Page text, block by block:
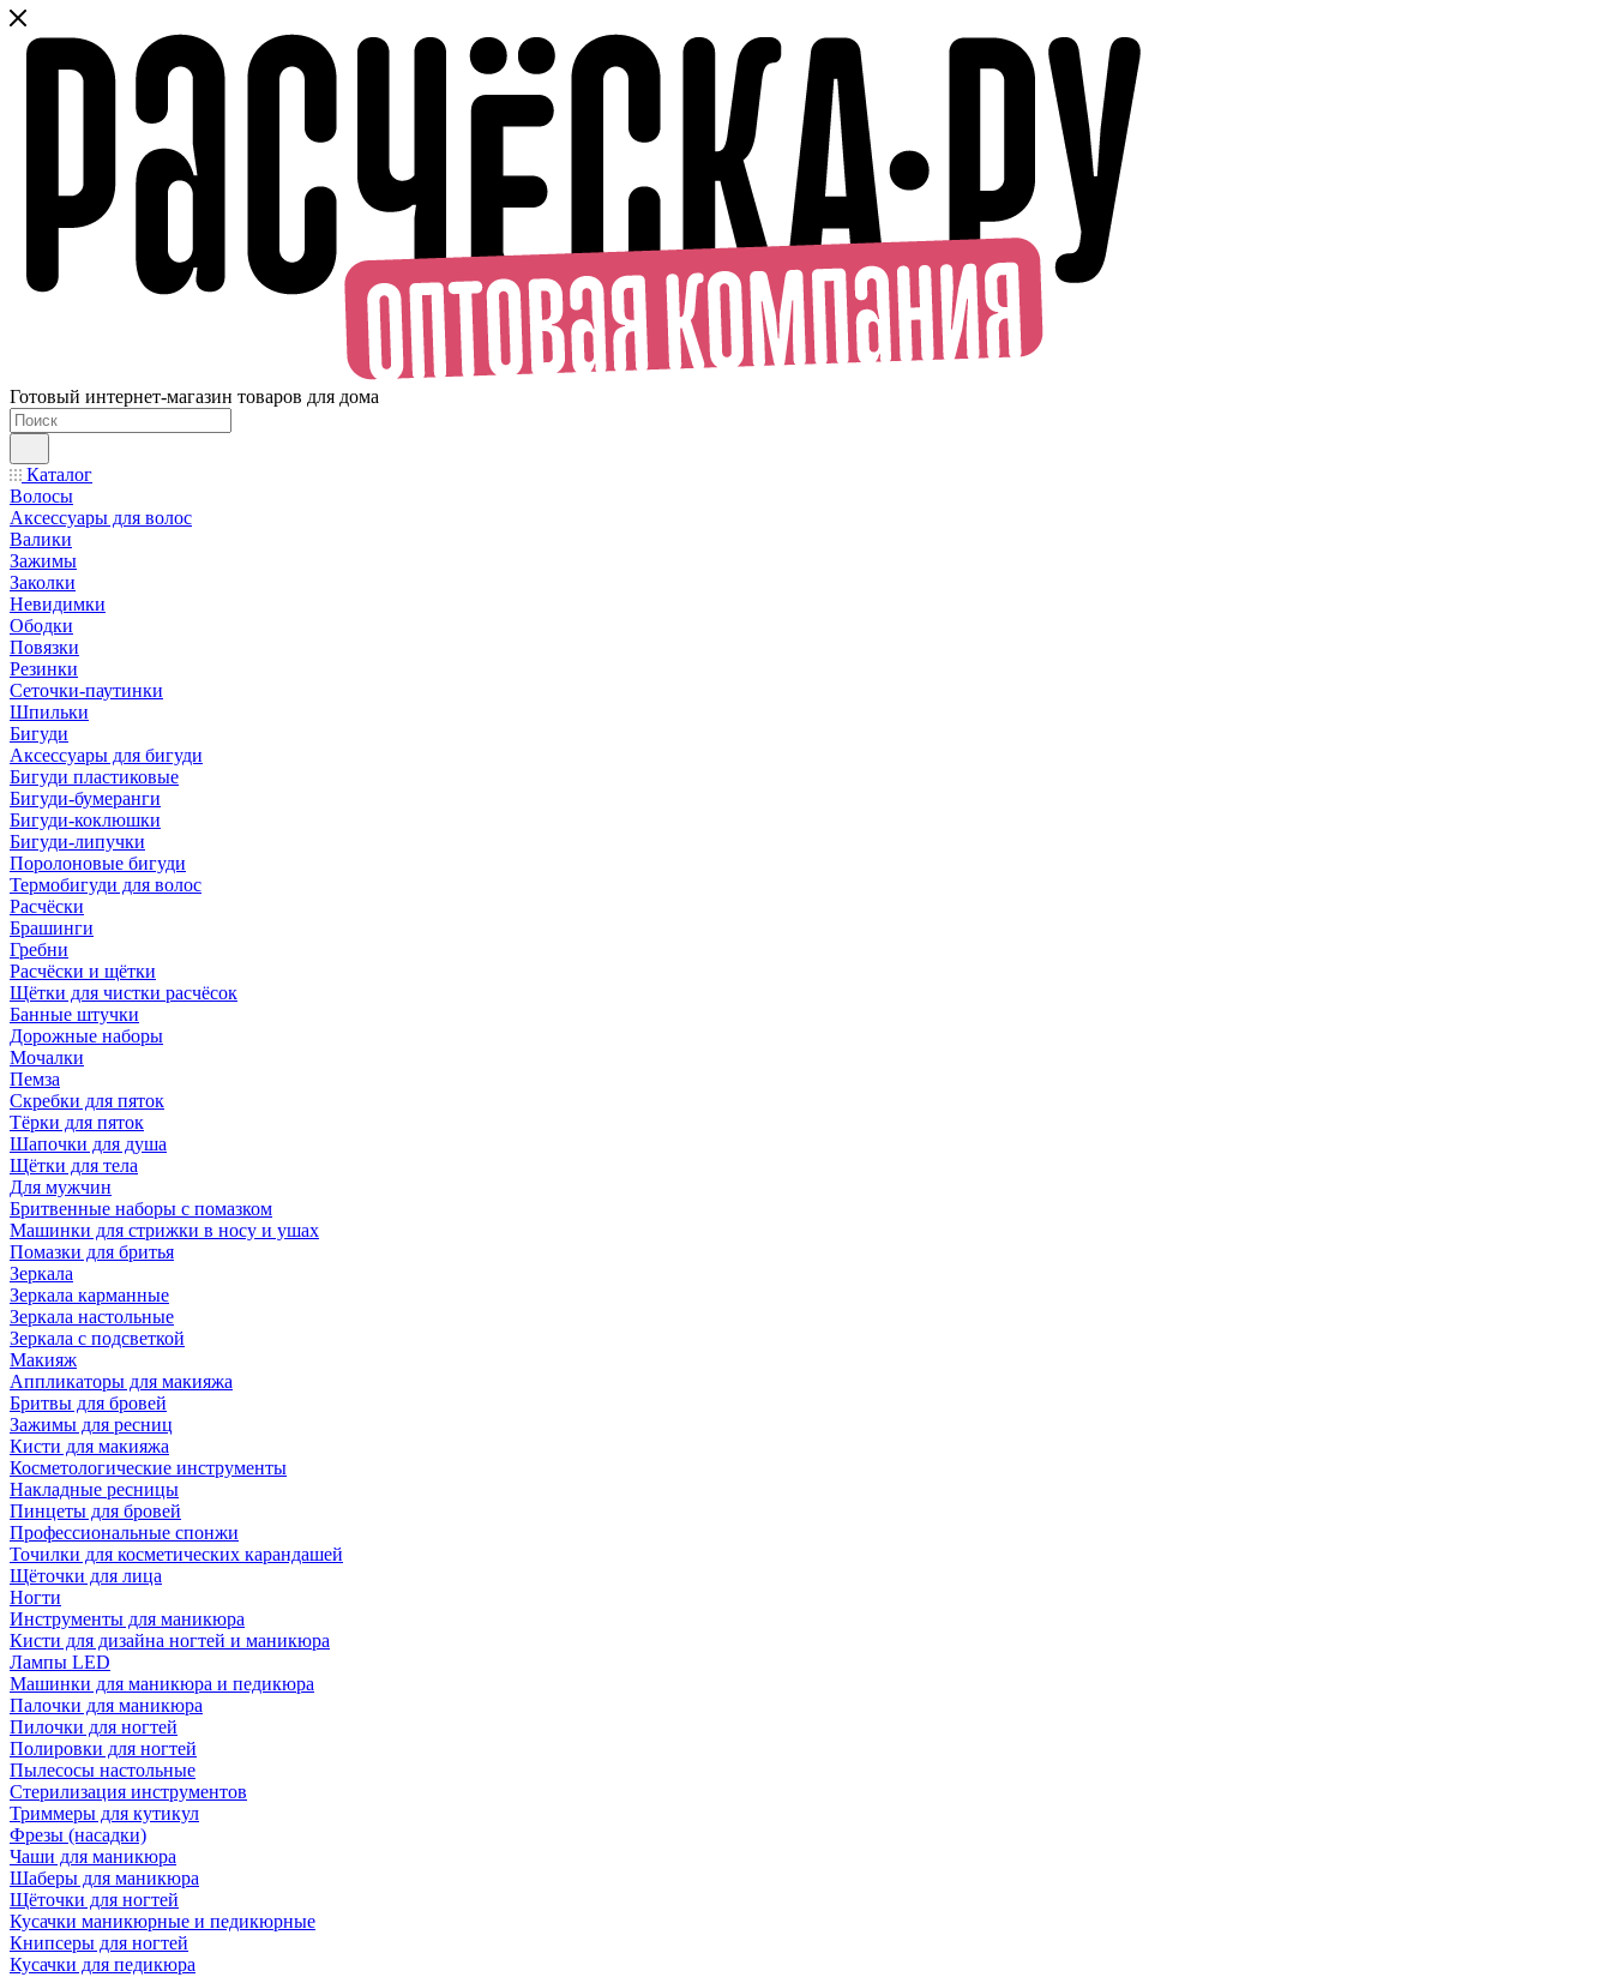
Готовый интернет-магазин товаров для дома
Каталог
Волосы
Аксессуары для волос
Валики
Зажимы
Заколки
Невидимки
Ободки
Повязки
Резинки
Сеточки-паутинки
Шпильки
Бигуди
Аксессуары для бигуди
Бигуди пластиковые
Бигуди-бумеранги
Бигуди-коклюшки
Бигуди-липучки
Поролоновые бигуди
Термобигуди для волос
Расчёски
Брашинги
Гребни
Расчёски и щётки
Щётки для чистки расчёсок
Банные штучки
Дорожные наборы
Мочалки
Пемза
Скребки для пяток
Тёрки для пяток
Шапочки для душа
Щётки для тела
Для мужчин
Бритвенные наборы с помазком
Машинки для стрижки в носу и ушах
Помазки для бритья
Зеркала
Зеркала карманные
Зеркала настольные
Зеркала с подсветкой
Макияж
Аппликаторы для макияжа
Бритвы для бровей
Зажимы для ресниц
Кисти для макияжа
Косметологические инструменты
Накладные ресницы
Пинцеты для бровей
Профессиональные спонжи
Точилки для косметических карандашей
Щёточки для лица
Ногти
Инструменты для маникюра
Кисти для дизайна ногтей и маникюра
Лампы LED
Машинки для маникюра и педикюра
Палочки для маникюра
Пилочки для ногтей
Полировки для ногтей
Пылесосы настольные
Стерилизация инструментов
Триммеры для кутикул
Фрезы (насадки)
Чаши для маникюра
Шаберы для маникюра
Щёточки для ногтей
Кусачки маникюрные и педикюрные
Книпсеры для ногтей
Кусачки для педикюра